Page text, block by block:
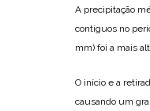
A precipitação
contíguos no
mm) foi a mais
O início e a
causando um